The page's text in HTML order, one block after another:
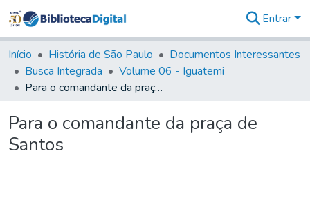
&
Coleções
Tudo na
Biblioteca
Estatísticas
Entrar
Início História de São Paulo
Documentos Interessantes
Busca Integrada
Volume 06 - Iguatemi
Para o comandante da praça de Santos
Para o comandante da praça de
Santos